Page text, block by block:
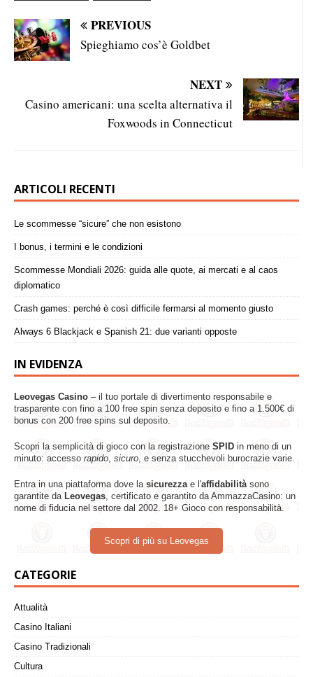
PREVIOUS
Spieghiamo cos’è Goldbet
NEXT
Casino americani: una scelta alternativa il
Foxwoods in Connecticut
ARTICOLI RECENTI
Le scommesse “sicure” che non esistono
I bonus, i termini e le condizioni
Scommesse Mondiali 2026: guida alle quote, ai mercati e al caos
diplomatico
Crash games: perché è così difficile fermarsi al momento giusto
Always 6 Blackjack e Spanish 21: due varianti opposte
IN EVIDENZA
Leovegas Casino – il tuo portale di divertimento responsabile e
trasparente con fino a 100 free spin senza deposito e fino a 1.500€ di
bonus con 200 free spins sul deposito.
Scopri la semplicità di gioco con la registrazione SPID in meno di un
minuto: accesso rapido sicuro , e senza stucchevoli burocrazie varie.
Entra in una piattaforma dove la sicurezza e l'affidabilità sono
garantite da Leovegas , certificato e garantito da AmmazzaCasino: un
nome di fiducia nel settore dal 2002. 18+ Gioco con responsabilità.
Scopri di più su Leovegas
CATEGORIE
Attualità
Casino Italiani
Casino Tradizionali
Cultura